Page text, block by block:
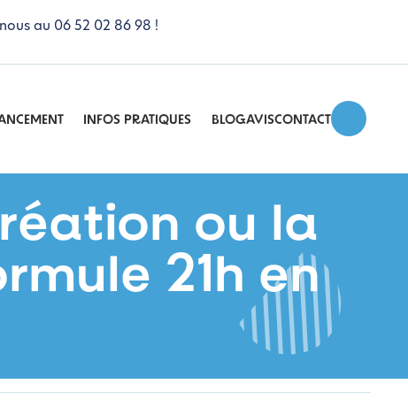
au 06 52 02 86 98 !
INFOS PRATIQUES BLOGAVISCONTACT
ou la
21h en